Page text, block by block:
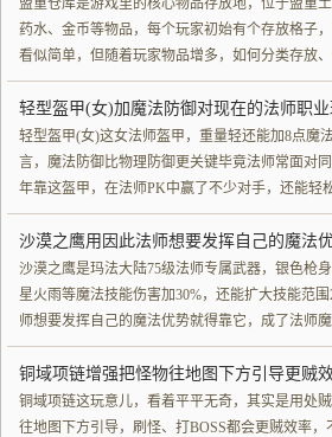
盟重仓库是游戏里的核心物品存放地，位于盟重
药水、金币等物品，每个玩家初始有个存放格子
看似简单，但随着玩家物品增多，如何分类存放
轻型盔甲(女)加魔法防御对现在的法师职
轻型盔甲(女)这女法师盔甲，重量轻还能加8点魔
言，魔法防御比物理防御更关键毕竟法师常面对
年靠这盔甲，在法师PK中赢了不少对手，还能
沙漠之鹰用因此法师想要发挥自己的魔法
沙漠之鹰是玛法大陆75级法师专属武器，银色枪
星火雨等魔法技能伤害加30%，还能扩大技能范
师想要发挥自己的魔法优势就得靠它，成了法师
铜域项链‌增强把怪物往地图下方引导更贼
铜域项链这玩意儿，看着平平无奇，其实是用处
往地图下方引导，刷怪、打BOSS都会更贼效率